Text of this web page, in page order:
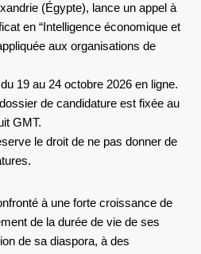
(Égypte), lance un appel à
en “Intelligence économique et
aux organisations de
19 au 24 octobre 2026 en ligne.
de candidature est fixée au
GMT.
le droit de ne pas donner de
à une forte croissance de
de la durée de vie de ses
de sa diaspora, à des